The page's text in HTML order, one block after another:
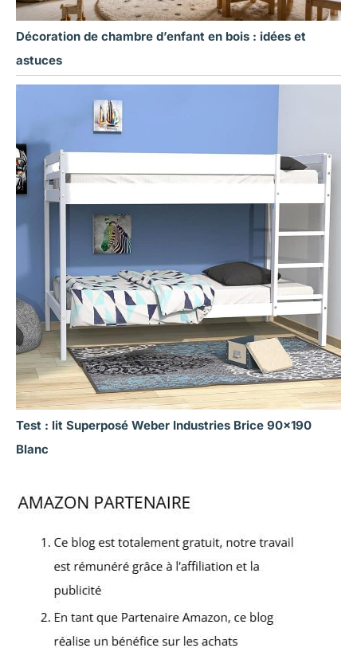
Décoration de chambre d’enfant en bois : idées et
astuces
Test : lit Superposé Weber Industries Brice 90×190
Blanc